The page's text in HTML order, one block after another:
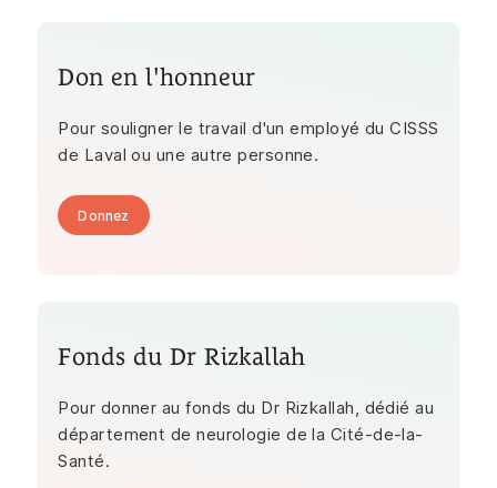
Don en l'honneur
Pour souligner le travail d'un employé du CISSS
de Laval ou une autre personne.
Donnez
Fonds du Dr Rizkallah
Pour donner au fonds du Dr Rizkallah, dédié au
département de neurologie de la Cité-de-la-
Santé.